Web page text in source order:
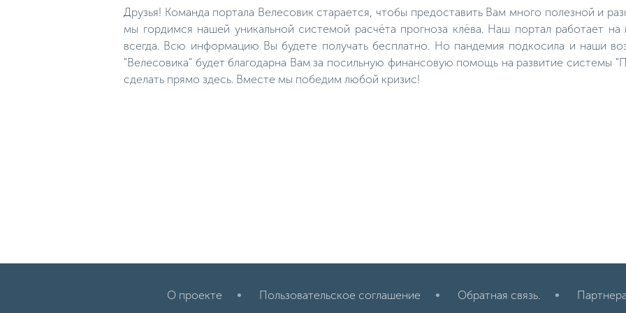
прослыть местным "героем", о
котором будут знать все, что
именно он поймал самого
крупного леща.
обычно этот период приходится
на конец марта начало апреля.
Друзья! Команда портала Велесовик старается, чтобы предоставить Вам много полезной и
мы гордимся нашей уникальной системой расчёта прогноза клёва. Наш портал работает
всегда. Всю информацию Вы будете получать бесплатно. Но пандемия подкосила и наши
"Велесовика" будет благодарна Вам за посильную финансовую помощь на развитие системы
сделать прямо здесь. Вместе мы победим любой кризис!
О проекте Пользовательское соглашение Обратная связь.